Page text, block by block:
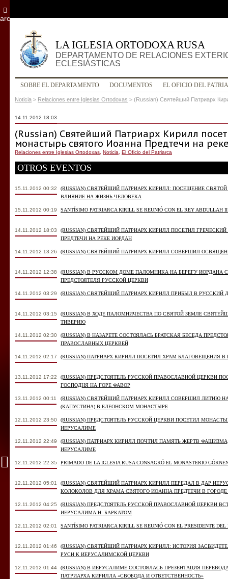
LA IGLESIA ORTODOXA RUSA
DEPARTAMENTO DE RELACIONES
ECLESIÁSTICAS
SOBRE EL DEPARTAMENTO DOCUMENTOS EL OFICIO DEL
Noticia > Relaciones entre Iglesias Ortodoxas > (Russian) Святейший Патриарх
14.11.2012 18:03
(Russian) Святейший Патриарх Кирилл
монастырь святого Иоанна Предтечи на
Relaciones entre Iglesias Ortodoxas Noticia El Oficio del Patriarca
OTROS EVENTOS
15.11.2012 00:32
(RUSSIAN) СВЯТЕЙШИЙ ПАТРИАРХ КИРИЛЛ: ПОСЕЩЕНИЕ
ВЛИЯНИЕ НА ЖИЗНЬ ЧЕЛОВЕКА
15.11.2012 00:19 SANTÍSIMO PATRIARCA KIRILL SE REUNIÓ CON EL REY ABDULLAH
14.11.2012 18:03
(RUSSIAN) СВЯТЕЙШИЙ ПАТРИАРХ КИРИЛЛ ПОСЕТИЛ
ПРЕДТЕЧИ НА РЕКЕ ИОРДАН
14.11.2012 13:26 (RUSSIAN) СВЯТЕЙШИЙ ПАТРИАРХ КИРИЛЛ СОВЕРШИЛ
14.11.2012 12:38
(RUSSIAN) В РУССКОМ ДОМЕ ПАЛОМНИКА НА БЕРЕГУ ИОРДАНА
ПРЕДСТОЯТЕЛЯ РУССКОЙ ЦЕРКВИ
14.11.2012 03:29 (RUSSIAN) СВЯТЕЙШИЙ ПАТРИАРХ КИРИЛЛ ПРИБЫЛ В
14.11.2012 03:15
(RUSSIAN) В ХОДЕ ПАЛОМНИЧЕСТВА ПО СВЯТОЙ ЗЕМЛЕ
ТИВЕРИЮ
14.11.2012 02:30
(RUSSIAN) В НАЗАРЕТЕ СОСТОЯЛАСЬ БРАТСКАЯ БЕСЕДА
ПРАВОСЛАВНЫХ ЦЕРКВЕЙ
14.11.2012 02:17 (RUSSIAN) ПАТРИАРХ КИРИЛЛ ПОСЕТИЛ ХРАМ БЛАГОВЕЩЕНИЯ В
13.11.2012 17:22
(RUSSIAN) ПРЕДСТОЯТЕЛЬ РУССКОЙ ПРАВОСЛАВНОЙ ЦЕРКВИ
ГОСПОДНЯ НА ГОРЕ ФАВОР
13.11.2012 00:11
(RUSSIAN) СВЯТЕЙШИЙ ПАТРИАРХ КИРИЛЛ СОВЕРШИЛ ЛИТИЮ
(КАПУСТИНА) В ЕЛЕОНСКОМ МОНАСТЫРЕ
12.11.2012 23:50
(RUSSIAN) ПРЕДСТОЯТЕЛЬ РУССКОЙ ЦЕРКВИ ПОСЕТИЛ
ИЕРУСАЛИМЕ
12.11.2012 22:49
(RUSSIAN) ПАТРИАРХ КИРИЛЛ ПОЧТИЛ ПАМЯТЬ ЖЕРТВ
ИЕРУСАЛИМЕ
12.11.2012 22:35 PRIMADO DE LA IGLESIA RUSA CONSAGRÓ EL MONASTERIO
12.11.2012 05:01
(RUSSIAN) СВЯТЕЙШИЙ ПАТРИАРХ КИРИЛЛ ПЕРЕДАЛ В ДАР
КОЛОКОЛОВ ДЛЯ ХРАМА СВЯТОГО ИОАННА ПРЕДТЕЧИ В
12.11.2012 04:25
(RUSSIAN) ПРЕДСТОЯТЕЛЬ РУССКОЙ ПРАВОСЛАВНОЙ ЦЕРКВИ
ИЕРУСАЛИМА Н. БАРКАТОМ
12.11.2012 02:01 SANTÍSIMO PATRIARCA KIRILL SE REUNIÓ CON EL PRESIDENTE
12.11.2012 01:46
(RUSSIAN) СВЯТЕЙШИЙ ПАТРИАРХ КИРИЛЛ: ИСТОРИЯ
РУСИ К ИЕРУСАЛИМСКОЙ ЦЕРКВИ
12.11.2012 01:44
(RUSSIAN) В ИЕРУСАЛИМЕ СОСТОЯЛАСЬ ПРЕЗЕНТАЦИЯ
ПАТРИАРХА КИРИЛЛА «СВОБОДА И ОТВЕТСТВЕННОСТЬ»
archivo